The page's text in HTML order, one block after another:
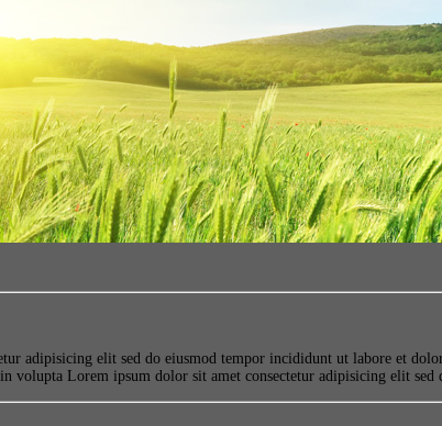
adipisicing elit sed do eiusmod tempor incididunt ut labore et
volupta Lorem ipsum dolor sit amet consectetur adipisicing elit